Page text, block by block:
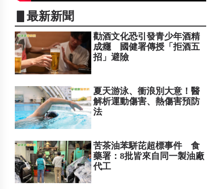
▋最新新聞
勸酒文化恐引發青少年酒精
成癮 國健署傳授「拒酒五
招」避險
夏天游泳、衝浪別大意！醫
解析運動傷害、熱傷害預防
法
苦茶油苯駢芘超標事件 食
藥署：8批皆來自同一製油廠
代工